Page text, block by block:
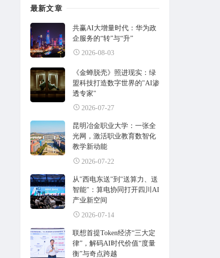
最新文章
共赢AI大增量时代：华为政
企服务的“转”与“升”
2026-08-03
《金蝉脱壳》照进现实：绿
盟科技打造数字世界的"AI渗
透专家"
2026-07-27
昆明冶金职业大学：一张全
光网，激活职业教育数智化
教学新动能
2026-07-22
从"西电东送"到"送算力、送
智能"：算电协同打开四川AI
产业新空间
2026-07-14
联想首提Token经济“三大定
律”，解码AI时代价值“度量
衡”与奇点跨越